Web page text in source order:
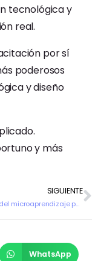
tecnológica y
real.
por sí
poderosos
y diseño
y más
SIGUIENTE
Beneficios del microaprendizaje para empresas
WhatsApp